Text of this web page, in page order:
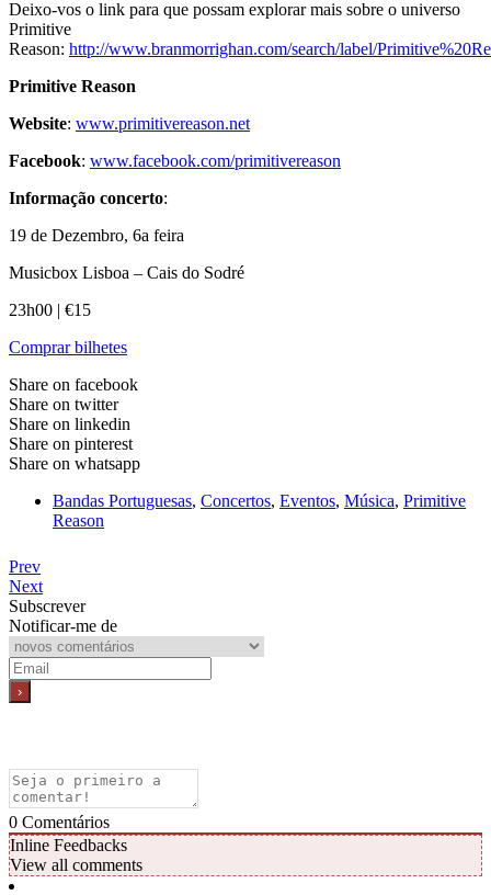
Deixo-vos o link para que possam explorar mais sobre o universo
Primitive
Reason: http://www.branmorrighan.com/search/label/
Primitive Reason
Website: www.primitivereason.net
Facebook: www.facebook.com/primitivereason
Informação concerto:
19 de Dezembro, 6a feira
Musicbox Lisboa – Cais do Sodré
23h00 | €15
Comprar bilhetes
Share on facebook
Share on twitter
Share on linkedin
Share on pinterest
Share on whatsapp
Bandas Portuguesas, Concertos, Eventos, Música, Primitive
Reason
Prev
Next
Subscrever
Notificar-me de
0 Comentários
Inline Feedbacks
View all comments